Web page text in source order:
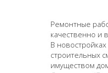
Ремонтные
качественно и
В
строительных
имуществом